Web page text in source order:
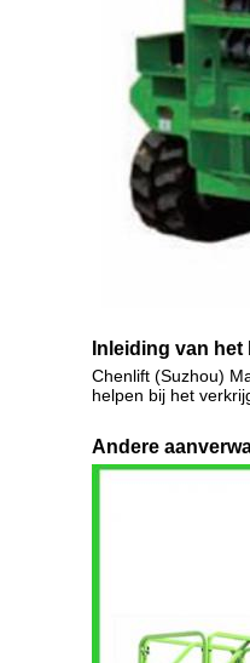
Inleiding van het
Chenlift (Suzhou)
helpen bij het
Andere